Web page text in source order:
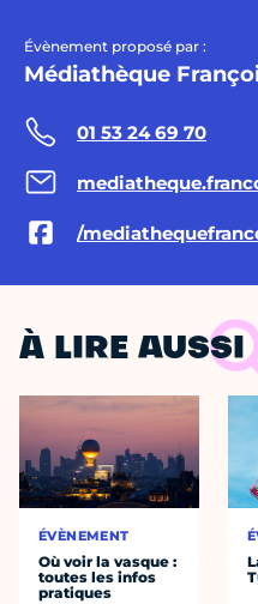
Évènement proposé par :
Médiathèque
01 53 24 69 70
/
À LIRE AUSSI
ÉVÈNEMENT
Où voir la vasque :
toutes les infos
pratiques